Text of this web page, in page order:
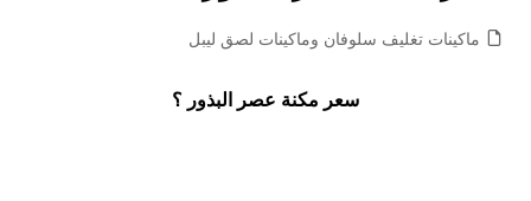
ماكينات تغليف سلوفان وماكينات لصق ليبل
سعر مكنة عصر البذور ؟